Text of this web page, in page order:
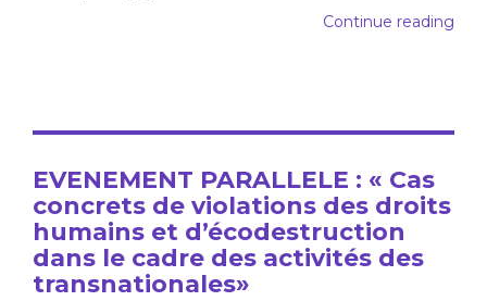
Continue reading
EVENEMENT PARALLELE : « Cas
concrets de violations des droits
humains et d’écodestruction
dans le cadre des activités des
transnationales»